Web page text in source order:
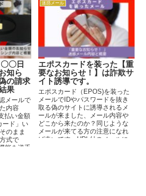
〇日
知ら
の請求
果
メールで
内容
払い金額
ード」い
のまま
式で
能を逆手
迷惑メール
エポスカードを装った【重
要なお知らせ！】は詐欺サ
イト誘導です。
エポスカード（EPOS)を装った
メールでIDやパスワードを抜き
取る偽のサイトに誘導されるメ
ールが来ました、メール内容や
どこから来たのか？同じような
メールが来てる方の注意になれ
ば幸いです、URL付のメールに